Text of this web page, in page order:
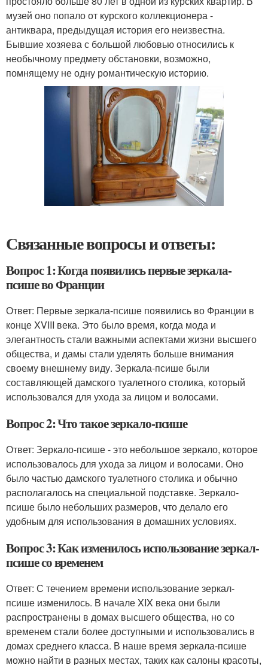
музей оно попало от курского коллекционера -
антиквара, предыдущая история его неизвестна.
Бывшие хозяева с большой любовью относились к
необычному предмету обстановки, возможно,
помнящему не одну романтическую историю.
Связанные вопросы и ответы:
Вопрос 1: Когда появились первые зеркала-
псише во Франции
Ответ: Первые зеркала-псише появились во Франции в
конце XVIII века. Это было время, когда мода и
элегантность стали важными аспектами жизни высшего
общества, и дамы стали уделять больше внимания
своему внешнему виду. Зеркала-псише были
составляющей дамского туалетного столика, который
использовался для ухода за лицом и волосами.
Вопрос 2: Что такое зеркало-псише
Ответ: Зеркало-псише - это небольшое зеркало, которое
использовалось для ухода за лицом и волосами. Оно
было частью дамского туалетного столика и обычно
располагалось на специальной подставке. Зеркало-
псише было небольших размеров, что делало его
удобным для использования в домашних условиях.
Вопрос 3: Как изменилось использование зеркал-
псише со временем
Ответ: С течением времени использование зеркал-
псише изменилось. В начале XIX века они были
распространены в домах высшего общества, но со
временем стали более доступными и использовались в
домах среднего класса. В наше время зеркала-псише
можно найти в разных местах, таких как салоны красоты,